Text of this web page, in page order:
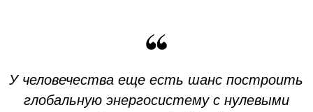
У человечества еще есть шанс построить
глобальную энергосистему с нулевыми